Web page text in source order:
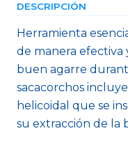
DESCRIPCIÓN
Herramienta
de manera efectiva
buen agarre
sacacorchos
helicoidal que se
su extracción de la